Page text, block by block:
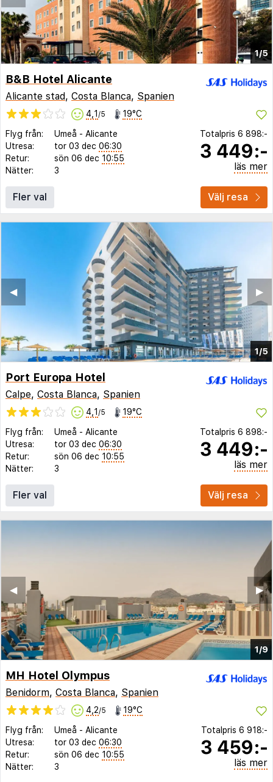
1/5
B&B Hotel Alicante
Alicante stad, Costa Blanca, Spanien
4,1 /5 19°C
Flyg från: Umeå - Alicante
Utresa:
tor 03 dec 06:30
Retur:
sön 06 dec 10:55
Nätter:
3
Totalpris 6 898:-
3 449:-
läs mer
Fler val Välj resa
1/5
▶︎
◀︎
Port Europa Hotel
Calpe, Costa Blanca, Spanien
4,1 /5 19°C
Flyg från: Umeå - Alicante
Utresa:
tor 03 dec 06:30
Retur:
sön 06 dec 10:55
Nätter:
3
Totalpris 6 898:-
3 449:-
läs mer
Fler val Välj resa
1/9
▶︎
◀︎
MH Hotel Olympus
Benidorm, Costa Blanca, Spanien
4,2/5 19°C
Flyg från: Umeå - Alicante
Utresa:
tor 03 dec 06:30
Retur:
sön 06 dec 10:55
Nätter:
3
Totalpris 6 918:-
3 459:-
läs mer